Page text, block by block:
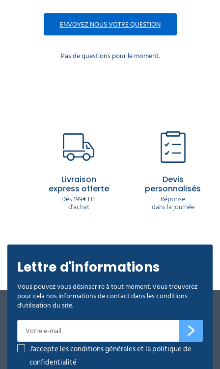
ENVOYEZ NOUS VOTRE QUESTION
Pas de questions pour le moment.
Livraison
express offerte
Dès 199€ HT
d'achat
Devis
personnalisés
Réponse
dans la journée
Lettre d'informations
Vous pouvez vous désinscrire à tout moment. Vous trouverez
pour cela nos informations de contact dans les conditions
d'utilisation du site.
J'accepte les conditions générales et la politique de
confidentialité